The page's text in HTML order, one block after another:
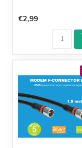
€2,99